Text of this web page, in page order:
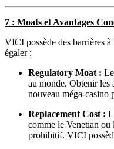
7 : Moats et Avantages
VICI possède des barrières
égaler :
Regulatory Moat :
au monde. Obtenir les
nouveau méga-casino
Replacement Cost :
comme le Venetian ou
prohibitif. VICI